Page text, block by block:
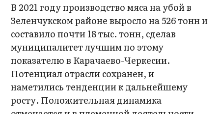
В 2021 году производство мяса на убой в
Зеленчукском районе выросло на 526 тонн и
составило почти 18 тыс. тонн, сделав
муниципалитет лучшим по этому
показателю в Карачаево-Черкесии.
Потенциал отрасли сохранен, и
наметились тенденции к дальнейшему
росту. Положительная динамика